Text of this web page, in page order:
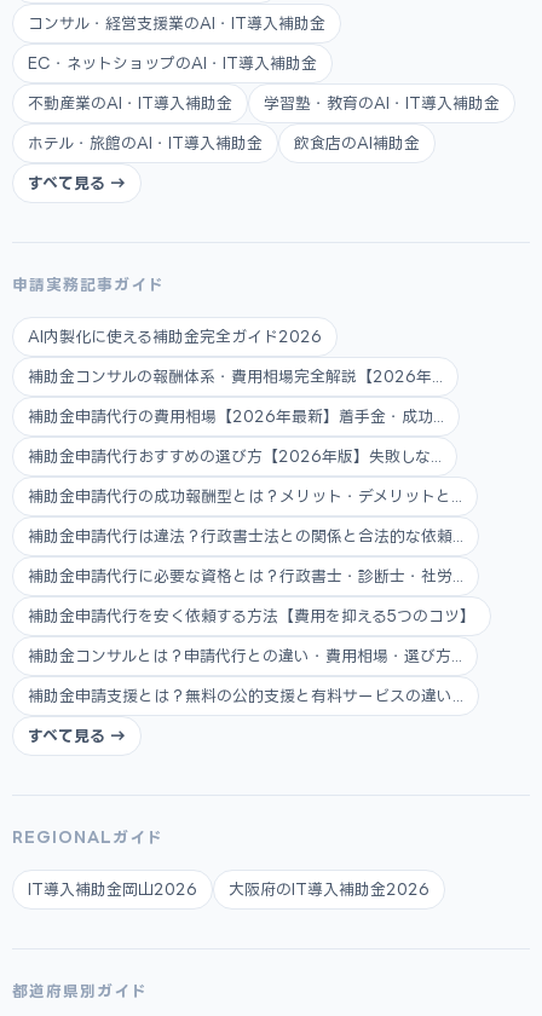
コンサル・経営支援業のAI・IT導入補助金
EC・ネットショップのAI・IT導入補助金
不動産業のAI・IT導入補助金 学習塾・教育のAI・IT導入補助金
ホテル・旅館のAI・IT導入補助金 飲食店のAI補助金
すべて見る →
申請実務記事ガイド
AI内製化に使える補助金完全ガイド2026
補助金コンサルの報酬体系・費用相場完全解説【2026年...
補助金申請代行の費用相場【2026年最新】着手金・成功...
補助金申請代行おすすめの選び方【2026年版】失敗しな...
補助金申請代行の成功報酬型とは？メリット・デメリットと...
補助金申請代行は違法？行政書士法との関係と合法的な依頼...
補助金申請代行に必要な資格とは？行政書士・診断士・社労...
補助金申請代行を安く依頼する方法【費用を抑える5つのコツ】
補助金コンサルとは？申請代行との違い・費用相場・選び方...
補助金申請支援とは？無料の公的支援と有料サービスの違い...
すべて見る →
REGIONALガイド
IT導入補助金岡山2026 大阪府のIT導入補助金2026
都道府県別ガイド